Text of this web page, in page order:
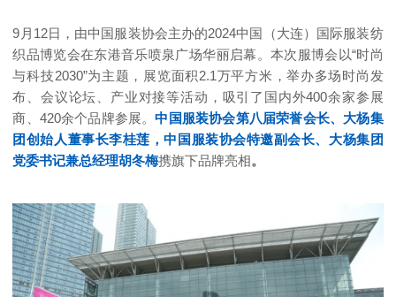
9月12日，由中国服装协会主办的2024中国（大连）国际服装纺
织品博览会在东港音乐喷泉广场华丽启幕。本次服博会以“时尚
与科技2030”为主题，展览面积2.1万平方米，举办多场时尚发
布、会议论坛、产业对接等活动，吸引了国内外400余家参展
商、420余个品牌参展。中国服装协会第八届荣誉会长、大杨集
团创始人董事长李桂莲，中国服装协会特邀副会长、大杨集团
党委书记兼总经理胡冬梅携旗下品牌亮相。